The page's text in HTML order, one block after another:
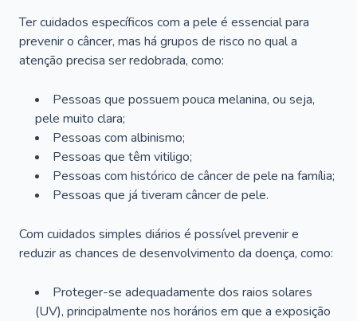
Ter cuidados específicos com a pele é essencial para
prevenir o câncer, mas há grupos de risco no qual a
atenção precisa ser redobrada, como:
Pessoas que possuem pouca melanina, ou seja,
pele muito clara;
Pessoas com albinismo;
Pessoas que têm vitiligo;
Pessoas com histórico de câncer de pele na família;
Pessoas que já tiveram câncer de pele.
Com cuidados simples diários é possível prevenir e
reduzir as chances de desenvolvimento da doença, como:
Proteger-se adequadamente dos raios solares
(UV), principalmente nos horários em que a exposição